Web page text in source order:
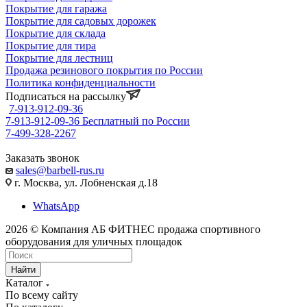
Покрытие для гаража
Покрытие для садовых дорожек
Покрытие для склада
Покрытие для тира
Покрытие для лестниц
Продажа резинового покрытия по России
Политика конфиденциальности
Подписаться на рассылку
7-913-912-09-36
7-913-912-09-36 Бесплатный по России
7-499-328-2267
Заказать звонок
sales@barbell-rus.ru
г. Москва, ул. Лобненская д.18
WhatsApp
2026 © Компания АБ ФИТНЕС продажа спортивного
оборудования для уличных площадок
Найти
Каталог
По всему сайту